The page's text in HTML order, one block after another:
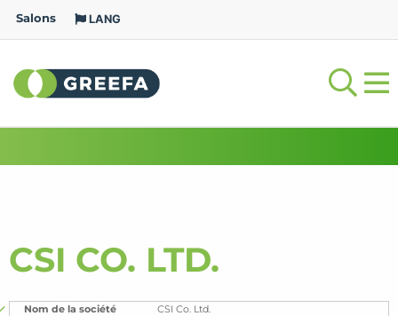
Salons LANG
CSI CO. LTD.
Nom de la société
CSI Co. Ltd.